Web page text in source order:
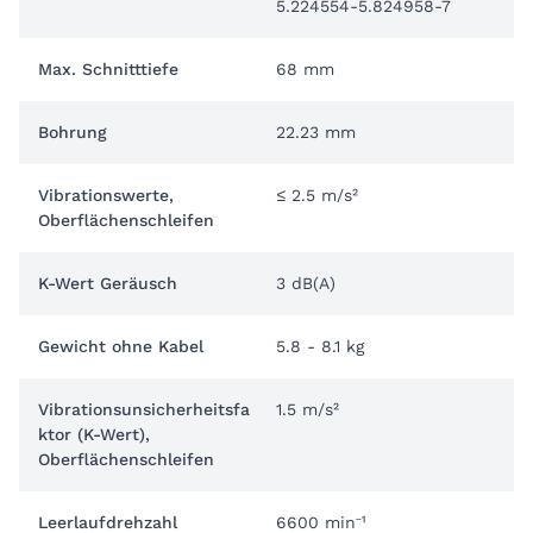
5.224554-5.824958-7
Max. Schnitttiefe 68 mm
Bohrung 22.23 mm
Vibrationswerte,
Oberflächenschleifen
≤ 2.5 m/s²
K-Wert Geräusch 3 dB(A)
Gewicht ohne Kabel 5.8 - 8.1 kg
Vibrationsunsicherheitsfa
ktor (K-Wert),
Oberflächenschleifen
1.5 m/s²
Leerlaufdrehzahl 6600 min⁻¹